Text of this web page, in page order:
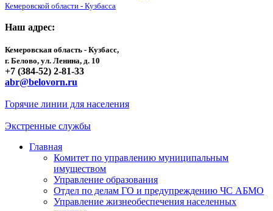
Кемеровской области - Кузбасса
Наш адрес:
Кемеровская область - Кузбасс,
г. Белово, ул. Ленина, д. 10
+7 (384-52) 2-81-33
abr@belovorn.ru
Горячие линии для населения
Экстренные службы
Главная
Комитет по управлению муниципальным
имуществом
Управление образования
Отдел по делам ГО и предупреждению ЧС АБМО
Управление жизнеобеспечения населенных